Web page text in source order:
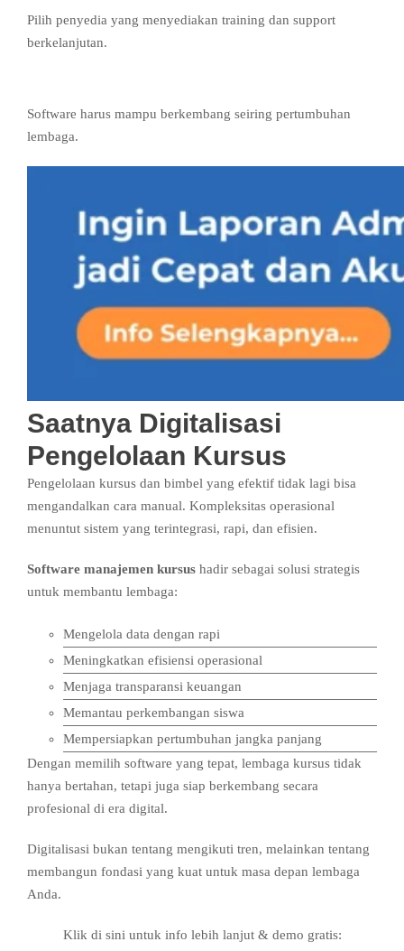
Pilih penyedia yang menyediakan training dan support
berkelanjutan.
Software harus mampu berkembang seiring pertumbuhan
lembaga.
Saatnya Digitalisasi
Pengelolaan Kursus
Pengelolaan kursus dan bimbel yang efektif tidak lagi bisa
mengandalkan cara manual. Kompleksitas operasional
menuntut sistem yang terintegrasi, rapi, dan efisien.
Software manajemen kursus hadir sebagai solusi strategis
untuk membantu lembaga:
Mengelola data dengan rapi
Meningkatkan efisiensi operasional
Menjaga transparansi keuangan
Memantau perkembangan siswa
Mempersiapkan pertumbuhan jangka panjang
Dengan memilih software yang tepat, lembaga kursus tidak
hanya bertahan, tetapi juga siap berkembang secara
profesional di era digital.
Digitalisasi bukan tentang mengikuti tren, melainkan tentang
membangun fondasi yang kuat untuk masa depan lembaga
Anda.
Klik di sini untuk info lebih lanjut & demo gratis: